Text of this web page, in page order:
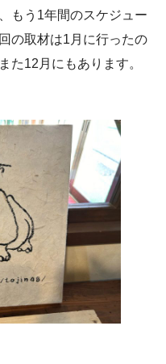
もう1年間のスケジュー
の取材は1月に行ったの
た12月にもあります。